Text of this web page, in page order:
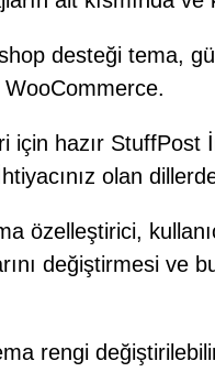
desteği tema,
için hazır StuffPost
olan
özelleştirici,
değiştirmesi ve
rengi